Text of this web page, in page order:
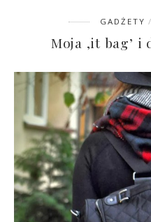
GADŻETY
Moja ‚it bag’